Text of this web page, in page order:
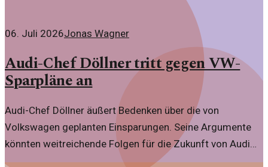
06. Juli 2026Jonas Wagner
Audi-Chef Döllner tritt gegen VW-
Sparpläne an
Audi-Chef Döllner äußert Bedenken über die von
Volkswagen geplanten Einsparungen. Seine Argumente
könnten weitreichende Folgen für die Zukunft von Audi
haben.